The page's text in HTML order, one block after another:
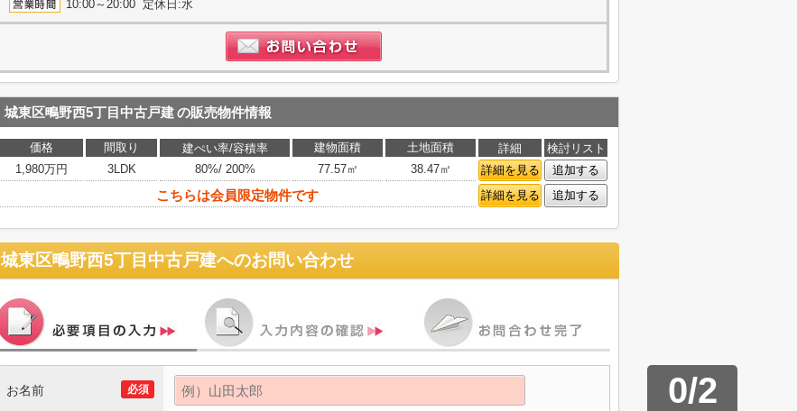
10:00～20:00 定休日:水
城東区鴫野西5丁目中古戸建の販売物件情報
価格 間取り 建ぺい率/容積率 建物面積 土地面積 詳細
検討リスト
1,980万円
3LDK 80%/ 200% 77.57㎡ 38.47㎡ 詳細を見る 追加する
こちらは会員限定物件です 詳細を見る 追加する
城東区鴫野西5丁目中古戸建へのお問い合わせ
0/2
必須
お名前